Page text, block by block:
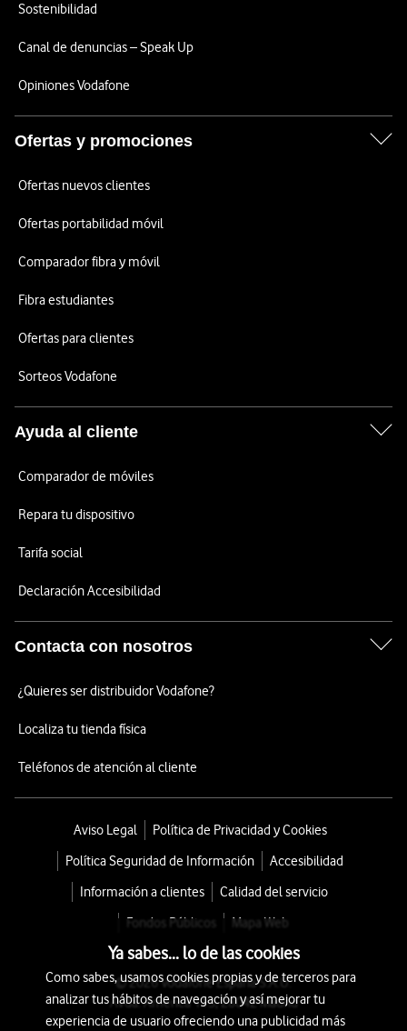
Sostenibilidad
Canal de denuncias – Speak Up
Opiniones Vodafone
Ofertas y promociones
Ofertas nuevos clientes
Ofertas portabilidad móvil
Comparador fibra y móvil
Fibra estudiantes
Ofertas para clientes
Sorteos Vodafone
Ayuda al cliente
Comparador de móviles
Repara tu dispositivo
Tarifa social
Declaración Accesibilidad
Contacta con nosotros
¿Quieres ser distribuidor Vodafone?
Localiza tu tienda física
Teléfonos de atención al cliente
Aviso Legal
Política de Privacidad y Cookies
Política Seguridad de Información
Accesibilidad
Información a clientes
Calidad del servicio
Fondos Públicos
Mapa Web
© 2026 Vodafone España S.A.U.
Avda. América 115, 28042 Madrid
Ya sabes... lo de las cookies
Como sabes, usamos cookies propias y de terceros para
analizar tus hábitos de navegación y así mejorar tu
experiencia de usuario ofreciendo una publicidad más